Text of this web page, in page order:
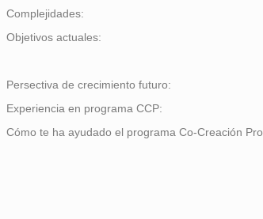
Complejidades:
Objetivos actuales:
Persectiva de crecimiento futuro:
Experiencia en programa CCP:
Cómo te ha ayudado el programa Co-Creación